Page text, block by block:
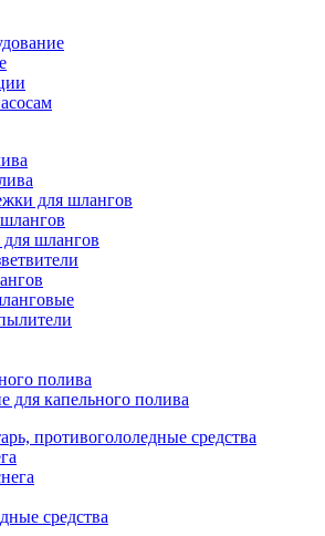
для шлангов
шлангов
полива
для капельного полива
противогололедные средства
средства